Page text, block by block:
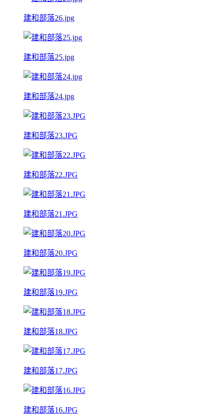
建和部落26.jpg
建和部落25.jpg
建和部落24.jpg
建和部落23.JPG
建和部落22.JPG
建和部落21.JPG
建和部落20.JPG
建和部落19.JPG
建和部落18.JPG
建和部落17.JPG
建和部落16.JPG